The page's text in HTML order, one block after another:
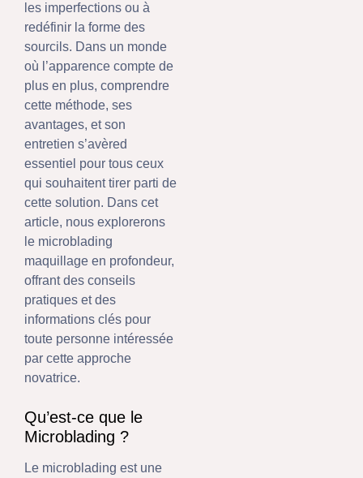
les imperfections ou à
redéfinir la forme des
sourcils. Dans un monde
où l’apparence compte de
plus en plus, comprendre
cette méthode, ses
avantages, et son
entretien s’avèred
essentiel pour tous ceux
qui souhaitent tirer parti de
cette solution. Dans cet
article, nous explorerons
le microblading
maquillage en profondeur,
offrant des conseils
pratiques et des
informations clés pour
toute personne intéressée
par cette approche
novatrice.
Qu’est-ce que le
Microblading ?
Le microblading est une